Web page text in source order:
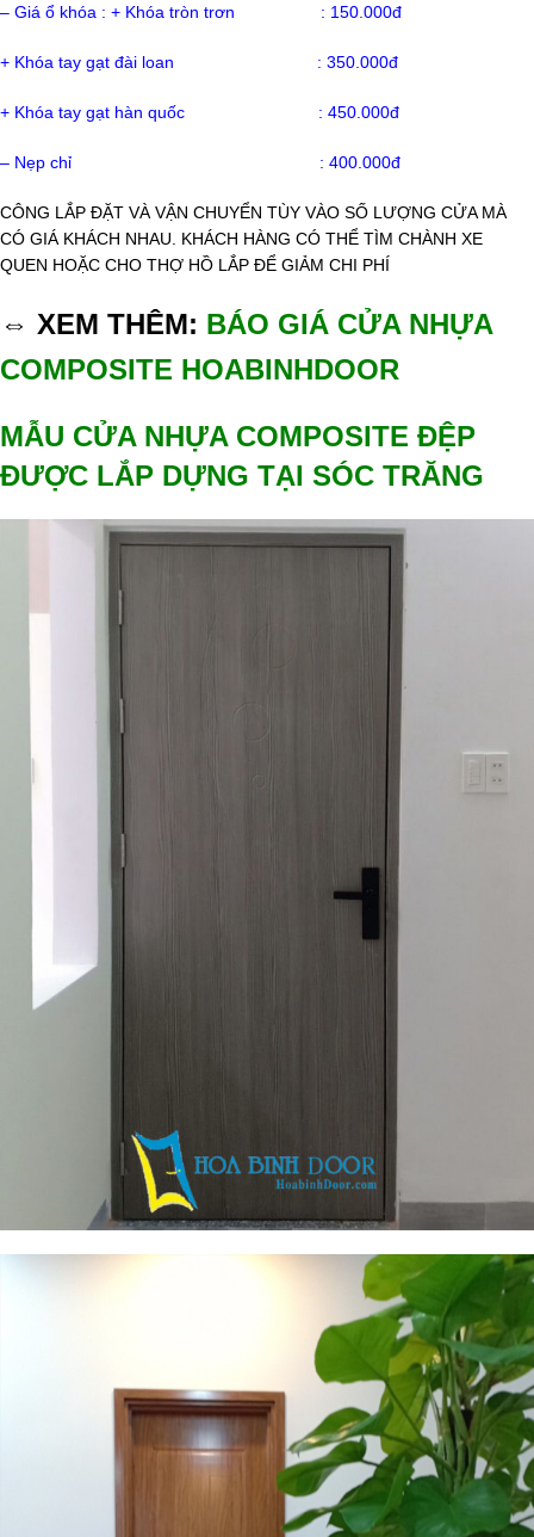
– Giá ổ khóa : + Khóa tròn trơn : 150.000đ
+ Khóa tay gạt đài loan : 350.000đ
+ Khóa tay gạt hàn quốc : 450.000đ
– Nẹp chỉ : 400.000đ
CÔNG LẮP ĐẶT VÀ VẬN CHUYỂN TÙY VÀO SỐ LƯỢNG CỬA MÀ
CÓ GIÁ KHÁCH NHAU. KHÁCH HÀNG CÓ THỂ TÌM CHÀNH XE
QUEN HOẶC CHO THỢ HỒ LẮP ĐỂ GIẢM CHI PHÍ
⇔ XEM THÊM: BÁO GIÁ CỬA NHỰA
COMPOSITE HOABINHDOOR
MẪU CỬA NHỰA COMPOSITE ĐỆP
ĐƯỢC LẮP DỰNG TẠI SÓC TRĂNG